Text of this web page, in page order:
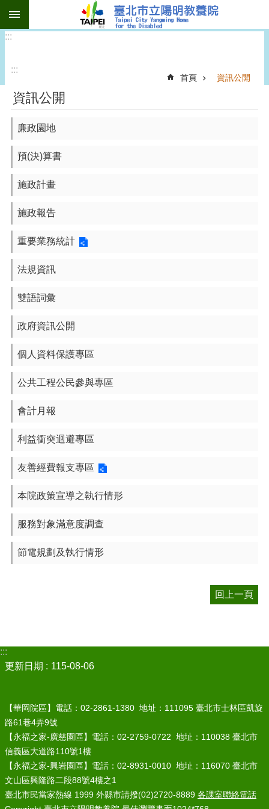
跳到主要內容區塊
:::
:::
首頁 資訊公開
資訊公開
廉政園地
預(決)算書
施政計畫
施政報告
重要業務統計
法規資訊
雙語詞彙
政府資訊公開
個人資料保護專區
公共工程公民參與專區
會計月報
利益衝突迴避專區
友善經費報支專區
本院政策宣導之執行情形
服務對象滿意度調查
節電規劃及執行情形
回上一頁
:::
更新日期
115-08-06
【華岡院區】電話：02-2861-1380 地址：111095 臺北市士林區凱旋
路61巷4弄9號
【永福之家-廣慈園區】電話：02-2759-0722 地址：110038 臺北市
信義區大道路110號1樓
【永福之家-興岩園區】電話：02-8931-0010 地址：116070 臺北市
文山區興隆路二段88號4樓之1
臺北市民當家熱線 1999 外縣市請撥(02)2720-8889 各課室聯絡電話